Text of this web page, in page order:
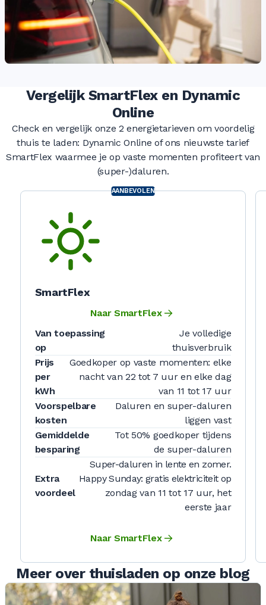
Vergelijk SmartFlex en Dynamic
Online
Check en vergelijk onze 2 energietarieven om voordelig
thuis te laden: Dynamic Online of ons nieuwste tarief
SmartFlex waarmee je op vaste momenten profiteert van
(super-)daluren.
AANBEVOLEN
SmartFlex
Naar SmartFlex
Van toepassing
op
Je volledige
thuisverbruik
Prijs
per
kWh
Goedkoper op vaste momenten: elke
nacht van 22 tot 7 uur en elke dag
van 11 tot 17 uur
Voorspelbare
kosten
Daluren en super-daluren
liggen vast
Gemiddelde
besparing
Tot 50% goedkoper tijdens
de super-daluren
Extra
voordeel
Super-daluren in lente en zomer.
Happy Sunday: gratis elektriciteit op
zondag van 11 tot 17 uur, het
eerste jaar
Naar SmartFlex
Meer over thuisladen op onze blog